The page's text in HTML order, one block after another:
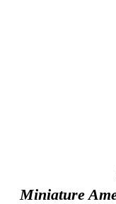
Miniature